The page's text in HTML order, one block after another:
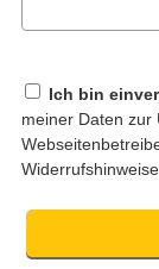
Ich bin
meiner Daten zur